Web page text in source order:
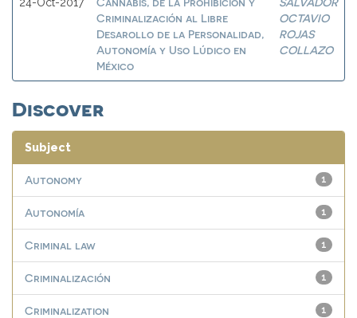
Criminalización al Libre
Desarollo de la Personalidad,
Autonomía y Uso Lúdico en
México
OCTAVIO
ROJAS
COLLAZO
Discover
Subject
1
Autonomy
1
Autonomía
1
Criminal law
1
Criminalización
1
Criminalization